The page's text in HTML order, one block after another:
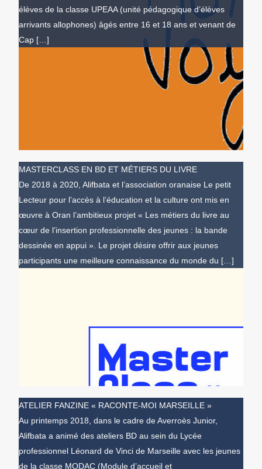
élèves de la classe UPEAA (unité pédagogique d’élèves
arrivants allophones) âgés entre 16 et 18 ans et venant de
Cap […]
MASTERCLASS EN BD ET MÉTIERS DU LIVRE
De 2018 à 2020, Alifbata et l’association oranaise Le petit
Lecteur pour l’accès à l’éducation et la culture ont mis en
œuvre à Oran l’ambitieux projet « Les métiers du livre au
cœur de l’insertion professionnelle des jeunes : la bande
dessinée en appui ». Le projet désire offrir aux jeunes
participants une meilleure connaissance du monde du […]
ATELIER FANZINE « RACONTE-MOI MARSEILLE »
Au printemps 2018, dans le cadre de Averroès Junior,
Alifbata a animé des ateliers BD au sein du Lycée
professionnel Léonard de Vinci de Marseille avec les jeunes
de la classe MODAC (Module d’accueil et